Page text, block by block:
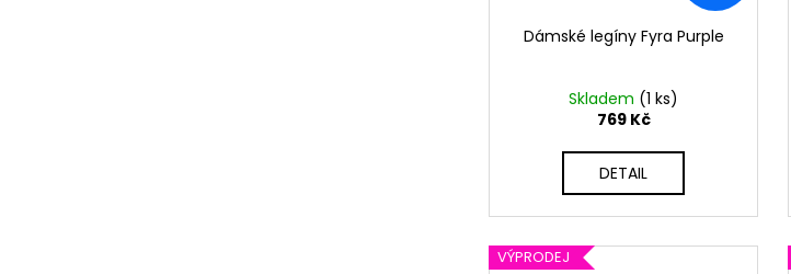
Dámské legíny Fyra Purple
Skladem (1 ks)
769 Kč
DETAIL
VÝPRODEJ